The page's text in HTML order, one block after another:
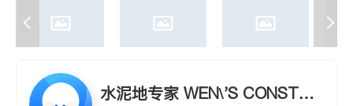
水泥地专家 WEN\'S CONSTRU